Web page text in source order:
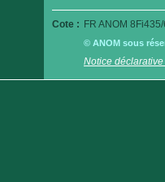
Cote : FR ANOM
© ANOM sous
Notice